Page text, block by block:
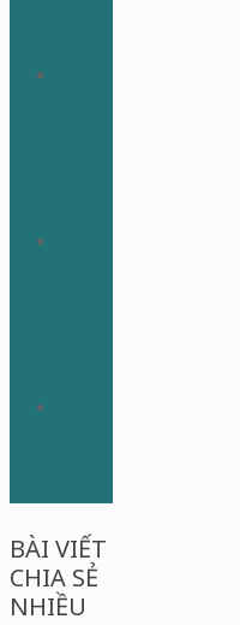
BÀI VIẾT
CHIA SẺ
NHIỀU